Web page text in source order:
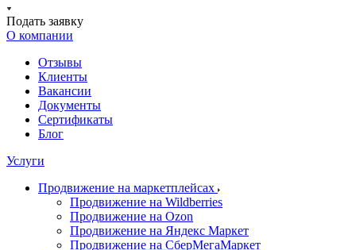
Подать заявку
О компании
Отзывы
Клиенты
Вакансии
Документы
Сертификаты
Блог
Услуги
Продвижение на маркетплейсах
Продвижение на Wildberries
Продвижение на Ozon
Продвижение на Яндекс Маркет
Продвижение на СберМегаМаркет